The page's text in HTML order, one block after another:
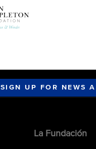
SIGN UP FOR NEWS
La Fundación